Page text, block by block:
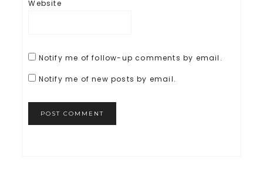
Website
Notify me of follow-up comments by email.
Notify me of new posts by email.